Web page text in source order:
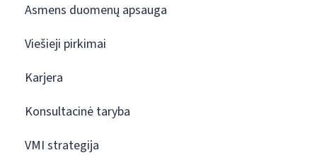
Asmens duomenų apsauga
Viešieji pirkimai
Karjera
Konsultacinė taryba
VMI strategija